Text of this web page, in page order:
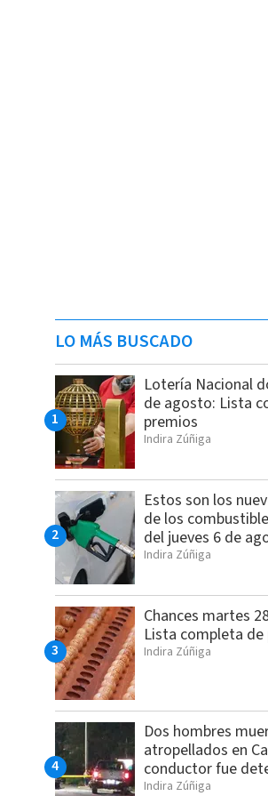
LO MÁS BUSCADO
Lotería Nacional
de agosto: Lista
premios
Indira Zúñiga
Estos son los
de los
del jueves 6 de
Indira Zúñiga
Chances martes
Lista completa de
Indira Zúñiga
Dos hombres
atropellados en
conductor fue
Indira Zúñiga